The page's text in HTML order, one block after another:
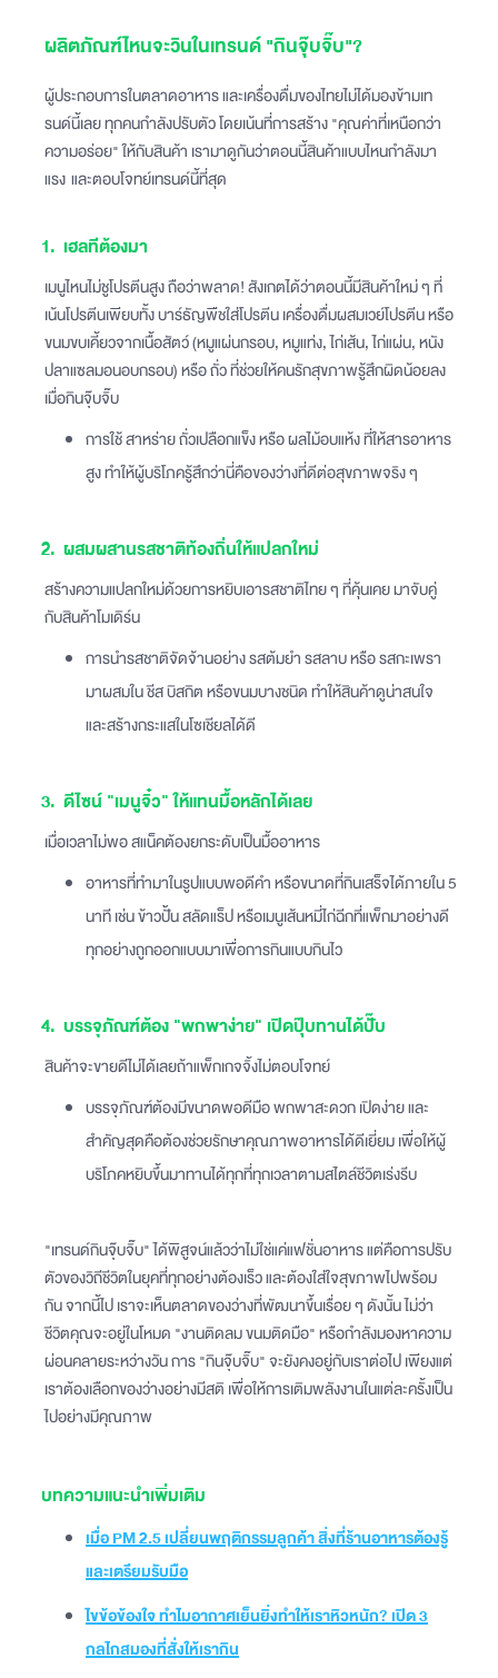
ผลิตภัณฑ์ไหนจะวินในเทรนด์ "กินจุ๊บจิ๊บ"?
ผู้ประกอบการในตลาดอาหาร และเครื่องดื่มของไทยไม่ได้มองข้ามเท
รนด์นี้เลย ทุกคนกำลังปรับตัว โดยเน้นที่การสร้าง "คุณค่าที่เหนือกว่า
ความอร่อย" ให้กับสินค้า เรามาดูกันว่าตอนนี้สินค้าแบบไหนกำลังมา
แรง และตอบโจทย์เทรนด์นี้ที่สุด
1. เฮลทีต้องมา
เมนูไหนไม่ชูโปรตีนสูง ถือว่าพลาด! สังเกตได้ว่าตอนนี้มีสินค้าใหม่ ๆ ที่
เน้นโปรตีนเพียบทั้ง บาร์ธัญพืชใส่โปรตีน เครื่องดื่มผสมเวย์โปรตีน หรือ
ขนมขบเคี้ยวจากเนื้อสัตว์ (หมูแผ่นกรอบ, หมูแท่ง, ไก่เส้น, ไก่แผ่น, หนัง
ปลาแซลมอนอบกรอบ) หรือ ถั่ว ที่ช่วยให้คนรักสุขภาพรู้สึกผิดน้อยลง
เมื่อกินจุ๊บจิ๊บ
การใช้ สาหร่าย ถั่วเปลือกแข็ง หรือ ผลไม้อบแห้ง ที่ให้สารอาหาร
สูง ทำให้ผู้บริโภครู้สึกว่านี่คือของว่างที่ดีต่อสุขภาพจริง ๆ
2. ผสมผสานรสชาติท้องถิ่นให้แปลกใหม่
สร้างความแปลกใหม่ด้วยการหยิบเอารสชาติไทย ๆ ที่คุ้นเคย มาจับคู่
กับสินค้าโมเดิร์น
การนำรสชาติจัดจ้านอย่าง รสต้มยำ รสลาบ หรือ รสกะเพรา
มาผสมใน ชีส บิสกิต หรือขนมบางชนิด ทำให้สินค้าดูน่าสนใจ
และสร้างกระแสในโซเชียลได้ดี
3. ดีไซน์ "เมนูจิ๋ว" ให้แทนมื้อหลักได้เลย
เมื่อเวลาไม่พอ สแน็คต้องยกระดับเป็นมื้ออาหาร
อาหารที่ทำมาในรูปแบบพอดีคำ หรือขนาดที่กินเสร็จได้ภายใน 5
นาที เช่น ข้าวปั้น สลัดแร็ป หรือเมนูเส้นหมี่ไก่ฉีกที่แพ็กมาอย่างดี
ทุกอย่างถูกออกแบบมาเพื่อการกินแบบกินไว
4. บรรจุภัณฑ์ต้อง "พกพาง่าย" เปิดปุ๊บทานได้ปั๊บ
สินค้าจะขายดีไม่ได้เลยถ้าแพ็กเกจจิ้งไม่ตอบโจทย์
บรรจุภัณฑ์ต้องมีขนาดพอดีมือ พกพาสะดวก เปิดง่าย และ
สำคัญสุดคือต้องช่วยรักษาคุณภาพอาหารได้ดีเยี่ยม เพื่อให้ผู้
บริโภคหยิบขึ้นมาทานได้ทุกที่ทุกเวลาตามสไตล์ชีวิตเร่งรีบ
"เทรนด์กินจุ๊บจิ๊บ" ได้พิสูจน์แล้วว่าไม่ใช่แค่แฟชั่นอาหาร แต่คือการปรับ
ตัวของวิถีชีวิตในยุคที่ทุกอย่างต้องเร็ว และต้องใส่ใจสุขภาพไปพร้อม
กัน จากนี้ไป เราจะเห็นตลาดของว่างที่พัฒนาขึ้นเรื่อย ๆ ดังนั้น ไม่ว่า
ชีวิตคุณจะอยู่ในโหมด "งานติดลม ขนมติดมือ" หรือกำลังมองหาความ
ผ่อนคลายระหว่างวัน การ "กินจุ๊บจิ๊บ" จะยังคงอยู่กับเราต่อไป เพียงแต่
เราต้องเลือกของว่างอย่างมีสติ เพื่อให้การเติมพลังงานในแต่ละครั้งเป็น
ไปอย่างมีคุณภาพ
บทความแนะนำเพิ่มเติม
เมื่อ PM 2.5 เปลี่ยนพฤติกรรมลูกค้า สิ่งที่ร้านอาหารต้องรู้
และเตรียมรับมือ
ไขข้อข้องใจ ทำไมอากาศเย็นยิ่งทำให้เราหิวหนัก? เปิด 3
กลไกสมองที่สั่งให้เรากิน